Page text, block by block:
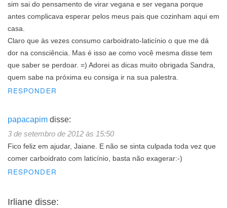
sim sai do pensamento de virar vegana e ser vegana porque
antes complicava esperar pelos meus pais que cozinham aqui em
casa.
Claro que às vezes consumo carboidrato-laticínio o que me dá
dor na consciência. Mas é isso ae como você mesma disse tem
que saber se perdoar. =) Adorei as dicas muito obrigada Sandra,
quem sabe na próxima eu consiga ir na sua palestra.
RESPONDER
papacapim disse:
3 de setembro de 2012 às 15:50
Fico feliz em ajudar, Jaiane. E não se sinta culpada toda vez que
comer carboidrato com laticínio, basta não exagerar:-)
RESPONDER
Irliane disse: